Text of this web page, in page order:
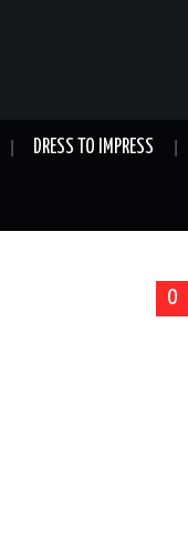
DRESS TO IMPRESS
0